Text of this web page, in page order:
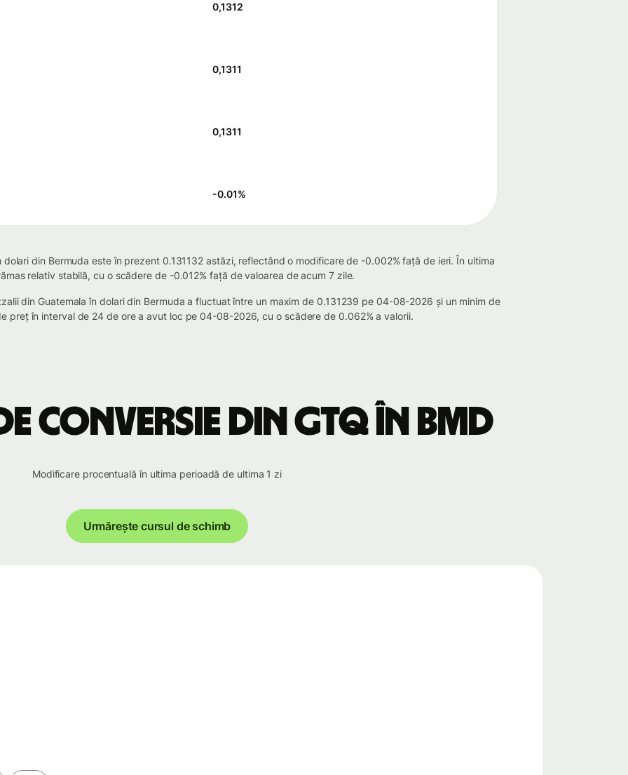
0,1312
0,1311
0,1311
-0.01%
din Bermuda este în prezent 0.131132 astăzi, reflectând o modificare de -0.002% față de ieri. În ultima
relativ stabilă, cu o scădere de -0.012% față de valoarea de acum 7 zile.
din Guatemala în dolari din Bermuda a fluctuat între un maxim de 0.131239 pe 04-08-2026 și un minim de
preț în interval de 24 de ore a avut loc pe 04-08-2026, cu o scădere de 0.062% a valorii.
conversie din GTQ în BMD
Modificare procentuală în ultima perioadă de ultima 1 zi
Urmărește cursul de schimb